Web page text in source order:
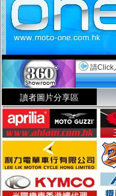
請Click
讀者圖片分享區